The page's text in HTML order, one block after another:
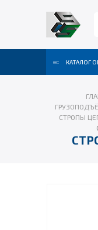
КАТАЛОГ
СТРОПЫ